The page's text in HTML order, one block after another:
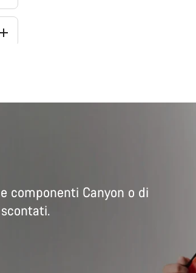
componenti Canyon o di